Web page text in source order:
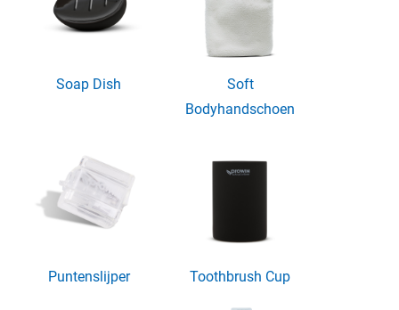
Soap Dish
Soft
Bodyhandschoen
Puntenslijper Toothbrush Cup